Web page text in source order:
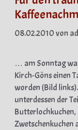
08.02.2010von
… am Sonntag
Kirch-Göns einen
worden (Bild
unterdessen der
Butterlochkuchen,
Zwetschenkuchen